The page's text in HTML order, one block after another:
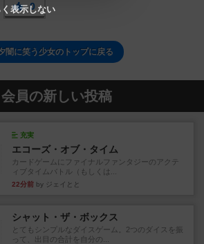
0
闇に笑う少女のトップに戻る
会員の新しい投稿
充実
エコーズ・オブ・タイム
カードゲームにファイナルファンタジーのアクテ
ィブタイムバトル（もしくは...
22分前 by ジェイとと
シャット・ザ・ボックス
とてもシンプルなダイスゲーム。2つのダイスを振
って、出目の合計を自分の...
く表示しない